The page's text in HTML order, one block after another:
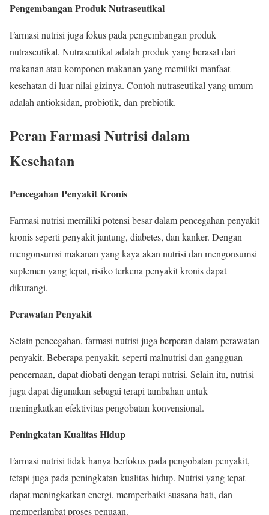
Pengembangan Produk Nutraseutikal
Farmasi nutrisi juga fokus pada pengembangan produk
nutraseutikal. Nutraseutikal adalah produk yang berasal dari
makanan atau komponen makanan yang memiliki manfaat
kesehatan di luar nilai gizinya. Contoh nutraseutikal yang umum
adalah antioksidan, probiotik, dan prebiotik.
Peran Farmasi Nutrisi dalam
Kesehatan
Pencegahan Penyakit Kronis
Farmasi nutrisi memiliki potensi besar dalam pencegahan penyakit
kronis seperti penyakit jantung, diabetes, dan kanker. Dengan
mengonsumsi makanan yang kaya akan nutrisi dan mengonsumsi
suplemen yang tepat, risiko terkena penyakit kronis dapat
dikurangi.
Perawatan Penyakit
Selain pencegahan, farmasi nutrisi juga berperan dalam perawatan
penyakit. Beberapa penyakit, seperti malnutrisi dan gangguan
pencernaan, dapat diobati dengan terapi nutrisi. Selain itu, nutrisi
juga dapat digunakan sebagai terapi tambahan untuk
meningkatkan efektivitas pengobatan konvensional.
Peningkatan Kualitas Hidup
Farmasi nutrisi tidak hanya berfokus pada pengobatan penyakit,
tetapi juga pada peningkatan kualitas hidup. Nutrisi yang tepat
dapat meningkatkan energi, memperbaiki suasana hati, dan
memperlambat proses penuaan.